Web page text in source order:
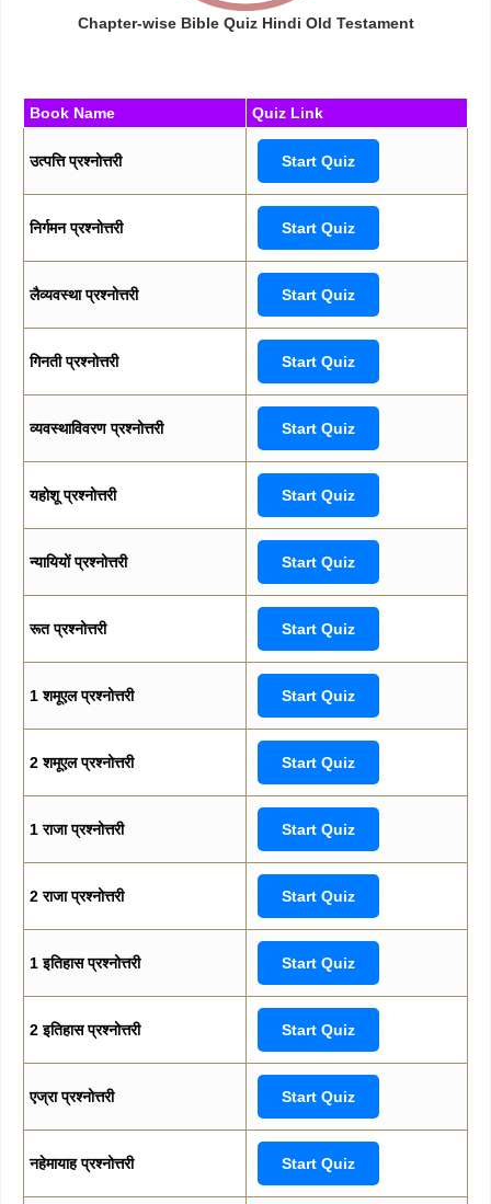
Chapter-wise Bible Quiz Hindi Old Testament
Book Name Quiz Link
उत्पत्ति प्रश्नोत्तरी Start Quiz
निर्गमन प्रश्नोत्तरी Start Quiz
लैव्यवस्था प्रश्नोत्तरी Start Quiz
गिनती प्रश्नोत्तरी Start Quiz
व्यवस्थाविवरण प्रश्नोत्तरी Start Quiz
यहोशू प्रश्नोत्तरी Start Quiz
न्यायियों प्रश्नोत्तरी Start Quiz
रूत प्रश्नोत्तरी Start Quiz
1 शमूएल प्रश्नोत्तरी Start Quiz
2 शमूएल प्रश्नोत्तरी Start Quiz
1 राजा प्रश्नोत्तरी Start Quiz
2 राजा प्रश्नोत्तरी Start Quiz
1 इतिहास प्रश्नोत्तरी Start Quiz
2 इतिहास प्रश्नोत्तरी Start Quiz
एज्रा प्रश्नोत्तरी Start Quiz
नहेमायाह प्रश्नोत्तरी Start Quiz